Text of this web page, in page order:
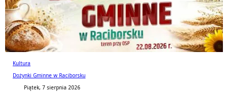
Kultura
Dożynki Gminne w Raciborsku
Piątek, 7 sierpnia 2026